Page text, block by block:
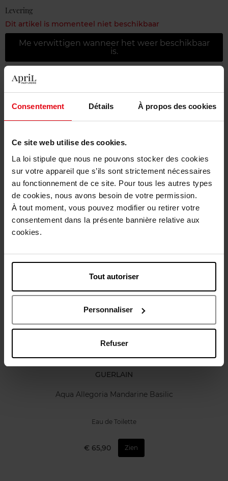
Consentement Détails À propos des cookies
Ce site web utilise des cookies.
La loi stipule que nous ne pouvons stocker des cookies
sur votre appareil que s’ils sont strictement nécessaires
au fonctionnement de ce site. Pour tous les autres types
de cookies, nous avons besoin de votre permission.
À tout moment, vous pouvez modifier ou retirer votre
consentement dans la présente bannière relative aux
cookies.
Tout autoriser
Personnaliser
Refuser
Levering
Dit artikel is momenteel niet beschikbaar
Me verwittigen wanneer het weer beschikbaar
is.
Gratis levering bij aankoop van min. 55€
Beschrijving
Karakteristieken
Nog iets vergeten ?
GUERLAIN
Aqua Allegoria Mandarine Basilic
Eau de Toilette
€ 65,90 Zien